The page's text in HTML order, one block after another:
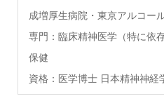
成増厚生病院・東京アルコー
専門：臨床精神医学（特に依
保健
資格：医学博士 日本精神神経